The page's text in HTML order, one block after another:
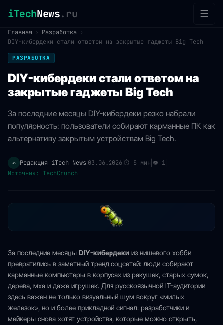
iTechNews.ru ☰
Главная › Разработка
›
DIY-кибердеки стали ответом на закрытые гаджеты Big Tech
РАЗРАБОТКА
DIY-кибердеки стали ответом на
закрытые гаджеты Big Tech
За последние месяцы DIY-кибердеки резко набрали
популярность: пользователи собирают карманные ПК как
альтернативу закрытым устройствам Big Tech.
✍️ Редакция iTech News 03.06.2026⏱ 5 мин 👁 1
Источник: TechCrunch
За последние месяцы DIY-кибердеки из нишевого хобби
превратились в заметный тренд соцсетей: люди собирают
карманные компьютеры в корпусах из ракушек, старых сумок,
дерева, мха и даже игрушек. Для русскоязычной IT-аудитории
здесь важен не только визуальный шум вокруг «милых
железок», но и более прикладной сигнал: разработчики и
мейкеры снова хотят устройства, которые можно открыть,